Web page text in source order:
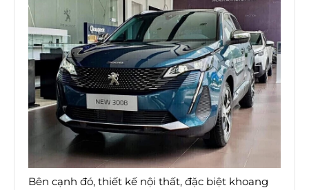
Bên cạnh đó, thiết kế nội thất, đặc biệt khoang